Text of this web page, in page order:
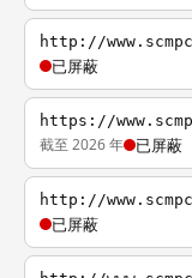
http://
已屏蔽
https://
截至 2026 年 已屏蔽
http://
已屏蔽